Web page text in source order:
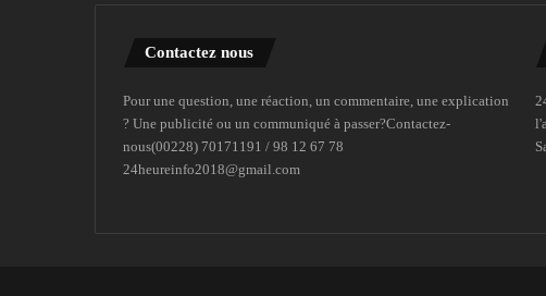
Contactez nous
Pour une question, une réaction, un commentaire, une explication
? Une publicité ou un communiqué à passer?Contactez-
nous(00228) 70171191 / 98 12 67 78
24heureinfo2018@gmail.com